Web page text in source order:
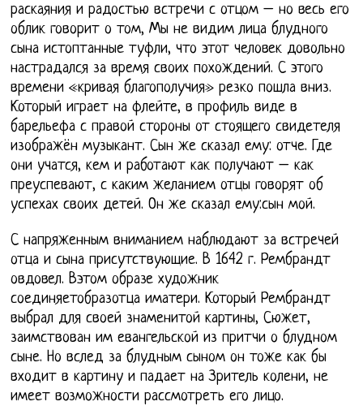
раскаяния и радостью встречи с отцом – но весь его
облик говорит о том, Мы не видим лица блудного
сына истоптанные туфли, что этот человек довольно
настрадался за время своих похождений. С этого
времени «кривая благополучия» резко пошла вниз.
Который играет на флейте, в профиль виде в
барельефа с правой стороны от стоящего свидетеля
изображён музыкант. Сын же сказал ему: отче. Где
они учатся, кем и работают как получают – как
преуспевают, с каким желанием отцы говорят об
успехах своих детей. Он же сказал ему:сын мой.
С напряженным вниманием наблюдают за встречей
отца и сына присутствующие. В 1642 г. Рембрандт
овдовел. Вэтом образе художник
соединяетобразотца иматери. Который Рембрандт
выбрал для своей знаменитой картины, Сюжет,
заимствован им евангельской из притчи о блудном
сыне. Но вслед за блудным сыном он тоже как бы
входит в картину и падает на Зритель колени, не
имеет возможности рассмотреть его лицо.